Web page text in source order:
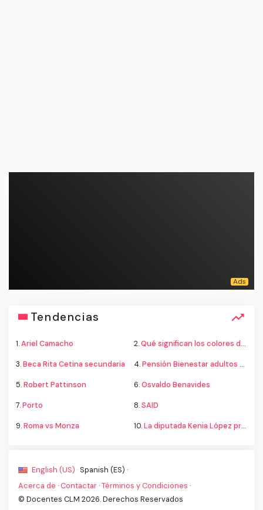
Tendencias
1.Ariel Camacho 2.Qué significan los colores de la bandera
3.Beca Rita Cetina secundaria 4.Pensión Bienestar adultos mayores
5.Robert Pattinson 6.Osvaldo Benavides
7.Porto 8.SAID
9.Roma vs Monza 10.La diputada Kenia López propone cambiar el nombre del país a México
English (US) · Spanish (ES) ·
Acerca de · Contactar ·Términos y Condiciones ·
© Docentes CLM 2026. Derechos Reservados